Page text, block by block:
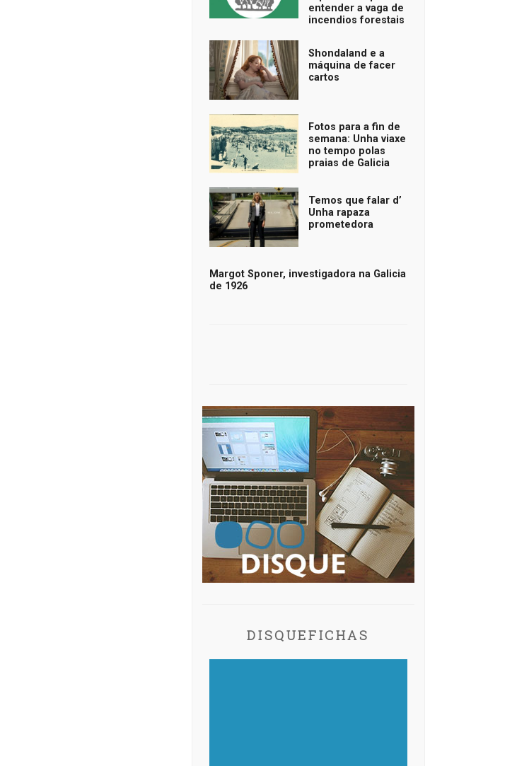
entender a vaga de
incendios forestais
Shondaland e a
máquina de facer
cartos
Fotos para a fin de
semana: Unha viaxe
no tempo polas
praias de Galicia
Temos que falar d’
Unha rapaza
prometedora
Margot Sponer, investigadora na Galicia
de 1926
DISQUEFICHAS